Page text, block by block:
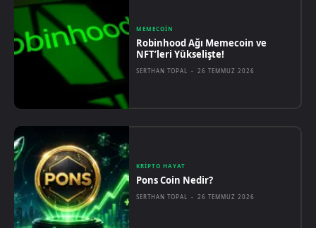
MEMECOIN
Robinhood Ağı Memecoin ve
NFT’leri Yükselişte!
SERTHAN TOPAL - 26 TEMMUZ 2026
KRIPTO HAYAT
Pons Coin Nedir?
SERTHAN TOPAL - 26 TEMMUZ 2026